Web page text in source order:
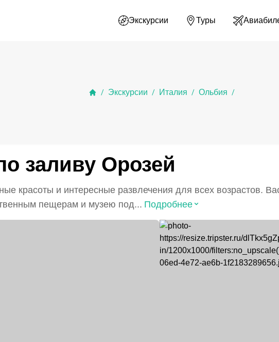
Экскурсии Туры
/ Экскурсии / Италия / Ольбия /
заливу Орозей
красоты и интересные развлечения для всех возрастов.
пещерам и музею под... Подробнее⌃